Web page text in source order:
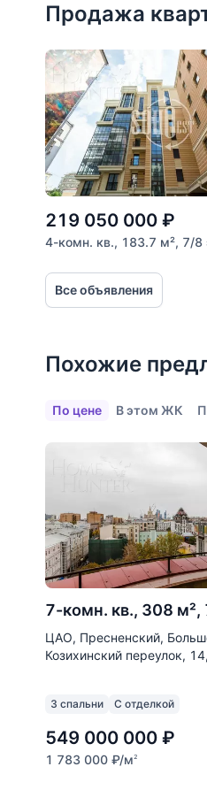
Расстояние от
До 2000 метров
Школы
Детские клубы
Детские сады
Поликлиники
Больницы
Салоны красоты
Торговые центры
Фитнесы
Все объекты
Продажа
219 050 000 ₽
4-комн. кв., 183.7 м², 7/8
Все объявления
Похожие
По цене В этом ЖК
7-комн. кв., 308 м²,
ЦАО, Пресненский,
Козихинский переулок,
3 спальни С отделкой
549 000 000 ₽
1 783 000 ₽/м2